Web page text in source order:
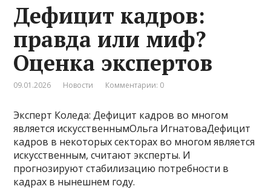
Дефицит кадров:
правда или миф?
Оценка экспертов
09.01.2026 Новости Комментарии: 0
Эксперт Коледа: Дефицит кадров во многом
является искусственнымОльга ИгнатоваДефицит
кадров в некоторых секторах во многом является
искусственным, считают эксперты. И
прогнозируют стабилизацию потребности в
кадрах в нынешнем году.